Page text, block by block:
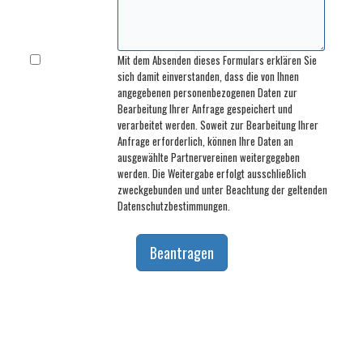
Mit dem Absenden dieses Formulars erklären Sie
sich damit einverstanden, dass die von Ihnen
angegebenen personenbezogenen Daten zur
Bearbeitung Ihrer Anfrage gespeichert und
verarbeitet werden. Soweit zur Bearbeitung Ihrer
Anfrage erforderlich, können Ihre Daten an
ausgewählte Partnervereinen weitergegeben
werden. Die Weitergabe erfolgt ausschließlich
zweckgebunden und unter Beachtung der geltenden
Datenschutzbestimmungen.